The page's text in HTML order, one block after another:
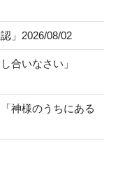
」2026/08/02
合いなさい」
神様のうちにある